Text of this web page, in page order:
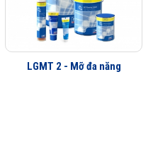
LGMT 2 - Mỡ đa năng